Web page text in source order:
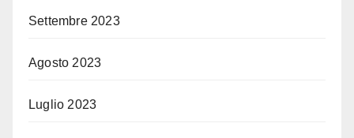
Settembre 2023
Agosto 2023
Luglio 2023